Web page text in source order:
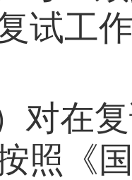
试工
对在
照《